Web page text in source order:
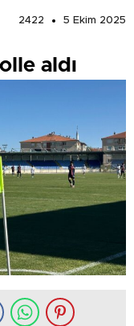
2422
5 Ekim 2025
aldı